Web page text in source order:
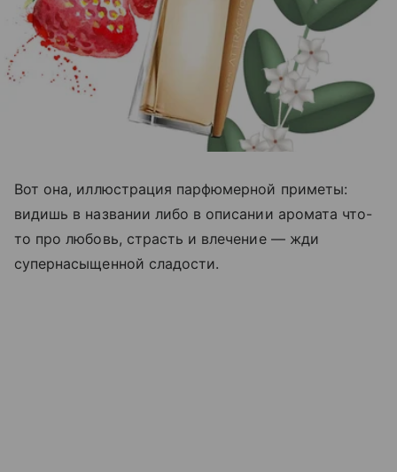
Вот она, иллюстрация парфюмерной приметы:
видишь в названии либо в описании аромата что-
то про любовь, страсть и влечение — жди
супернасыщенной сладости.